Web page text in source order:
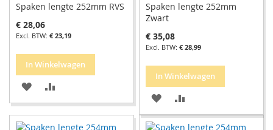
Spaken lengte 252mm RVS
€ 28,06
€ 23,19
In Winkelwagen
VOEG
TOE OM
Spaken lengte 252mm
Zwart
€ 35,08
€ 28,99
In Winkelwagen
VOEG
TOE OM